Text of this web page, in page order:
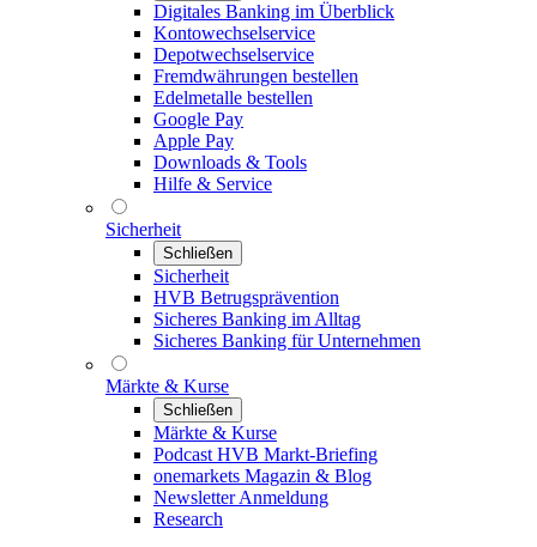
Digitales Banking im Überblick
Kontowechselservice
Depotwechselservice
Fremdwährungen bestellen
Edelmetalle bestellen
Google Pay
Apple Pay
Downloads & Tools
Hilfe & Service
Sicherheit
Schließen
Sicherheit
HVB Betrugsprävention
Sicheres Banking im Alltag
Sicheres Banking für Unternehmen
Märkte & Kurse
Schließen
Märkte & Kurse
Podcast HVB Markt-Briefing
onemarkets Magazin & Blog
Newsletter Anmeldung
Research